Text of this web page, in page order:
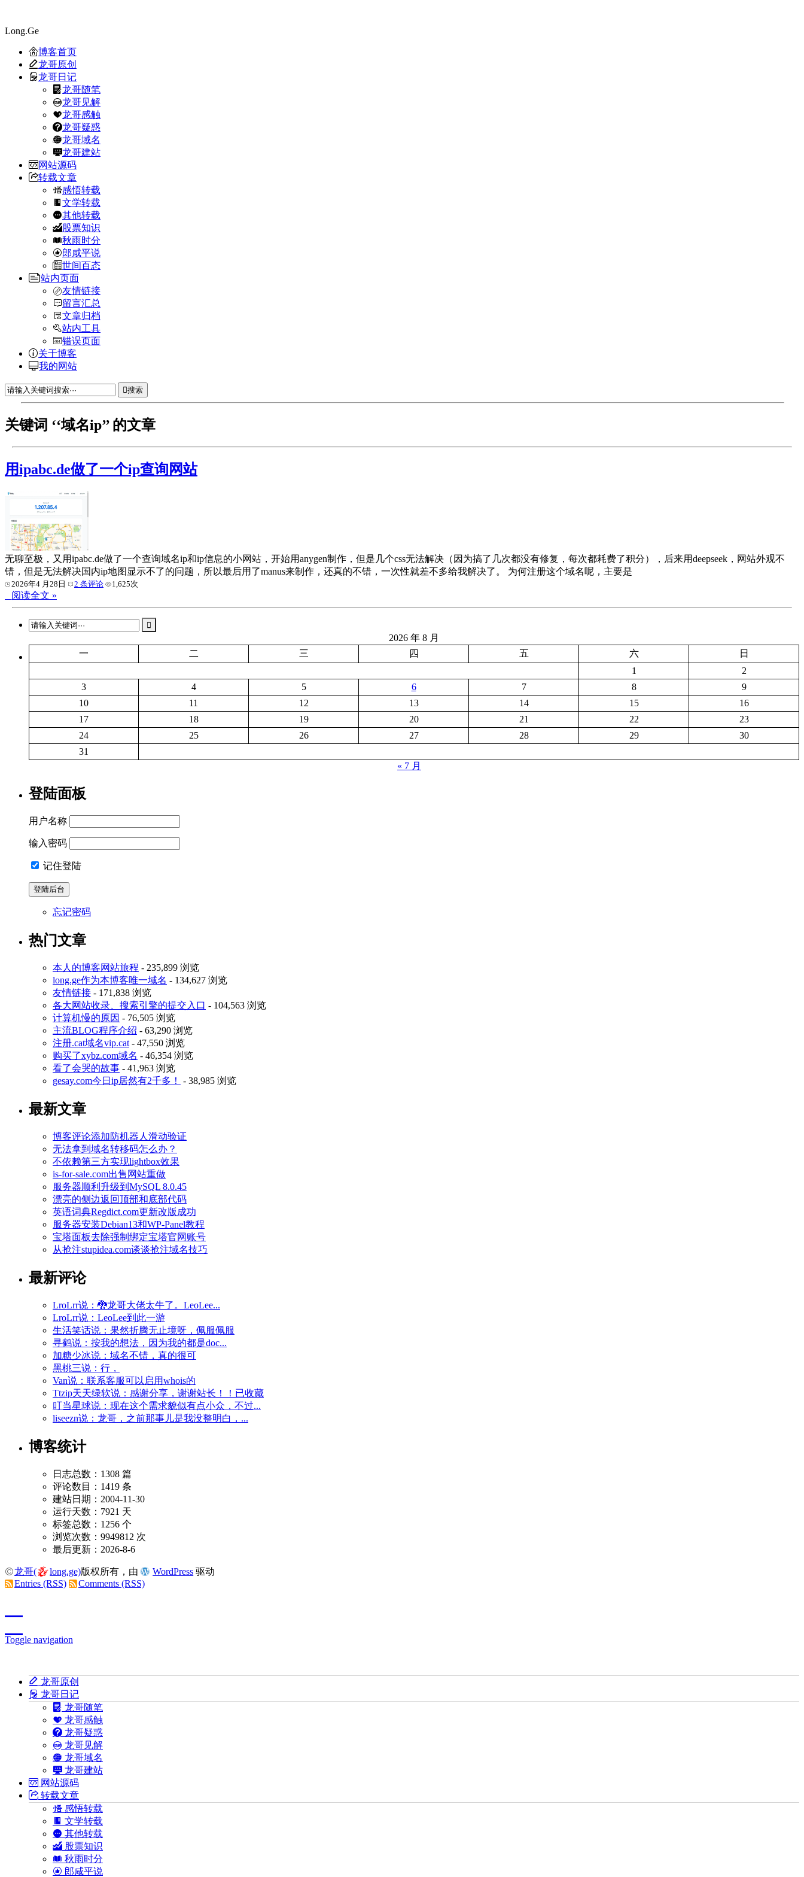
Long.Ge
博客首页
龙哥原创
龙哥日记
龙哥随笔
龙哥见解
龙哥感触
龙哥疑惑
龙哥域名
龙哥建站
网站源码
转载文章
感悟转载
文学转载
其他转载
股票知识
秋雨时分
郎咸平说
世间百态
站内页面
友情链接
留言汇总
文章归档
站内工具
错误页面
关于博客
我的网站
搜索
关键词 ‘‘域名ip’’ 的文章
用ipabc.de做了一个ip查询网站
无聊至极，又用ipabc.de做了一个查询域名ip和ip信息的小网站，开始用anygen制作，但是几个css无法解决（因为搞了几次都没有修复，每次都耗费了积分），后来用deepseek，网站外观不
错，但是无法解决国内ip地图显示不了的问题，所以最后用了manus来制作，还真的不错，一次性就差不多给我解决了。 为何注册这个域名呢，主要是
2026年4 月28日 2 条评论 1,625次
阅读全文 »
2026 年 8 月
一
二 三 四 五 六
日
1
2
3
4 5 6 7 8
9
10
11 12 13 14 15
16
17
18 19 20 21 22
23
24
25 26 27 28 29
30
31
« 7 月
登陆面板
用户名称
输入密码
记住登陆
忘记密码
热门文章
本人的博客网站旅程 - 235,899 浏览
long.ge作为本博客唯一域名 - 134,627 浏览
友情链接 - 171,838 浏览
各大网站收录、搜索引擎的提交入口 - 104,563 浏览
计算机慢的原因 - 76,505 浏览
主流BLOG程序介绍 - 63,290 浏览
注册.cat域名vip.cat - 47,550 浏览
购买了xybz.com域名 - 46,354 浏览
看了会哭的故事 - 41,963 浏览
gesay.com今日ip居然有2千多！
- 38,985 浏览
最新文章
博客评论添加防机器人滑动验证
无法拿到域名转移码怎么办？
不依赖第三方实现lightbox效果
is-for-sale.com出售网站重做
服务器顺利升级到MySQL 8.0.45
漂亮的侧边返回顶部和底部代码
英语词典Regdict.com更新改版成功
服务器安装Debian13和WP-Panel教程
宝塔面板去除强制绑定宝塔官网账号
从抢注stupidea.com谈谈抢注域名技巧
最新评论
LroLrr说：🐉龙哥大佬太牛了。LeoLee...
LroLrr说：LeoLee到此一游
生活笑话说：果然折腾无止境呀，佩服佩服
寻鹤说：按我的想法，因为我的都是doc...
加糖少冰说：域名不错，真的很可
黑桃三说：行，
Van说：联系客服可以启用whois的
Ttzip天天绿软说：感谢分享，谢谢站长！！已收藏
叮当星球说：现在这个需求貌似有点小众，不过...
liseezn说：龙哥，之前那事儿是我没整明白，...
博客统计
日志总数：1308 篇
评论数目：1419 条
建站日期：2004-11-30
运行天数：7921 天
标签总数：1256 个
浏览次数：9949812 次
最后更新：2026-8-6
龙哥( long.ge)版权所有，由 WordPress 驱动
Entries (RSS)
Comments (RSS)
Toggle navigation
龙哥原创
龙哥日记
龙哥随笔
龙哥感触
龙哥疑惑
龙哥见解
龙哥域名
龙哥建站
网站源码
转载文章
感悟转载
文学转载
其他转载
股票知识
秋雨时分
郎咸平说